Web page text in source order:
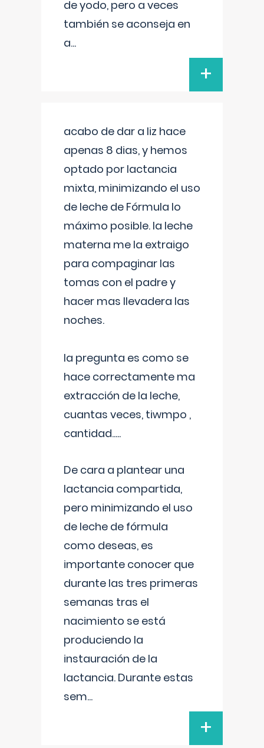
de yodo, pero a veces
también se aconseja en
a...
+
acabo de dar a liz hace
apenas 8 dias, y hemos
optado por lactancia
mixta, minimizando el uso
de leche de Fórmula lo
máximo posible. la leche
materna me la extraigo
para compaginar las
tomas con el padre y
hacer mas llevadera las
noches.
la pregunta es como se
hace correctamente ma
extracción de la leche,
cuantas veces, tiwmpo ,
cantidad.....
De cara a plantear una
lactancia compartida,
pero minimizando el uso
de leche de fórmula
como deseas, es
importante conocer que
durante las tres primeras
semanas tras el
nacimiento se está
produciendo la
instauración de la
lactancia. Durante estas
sem...
+